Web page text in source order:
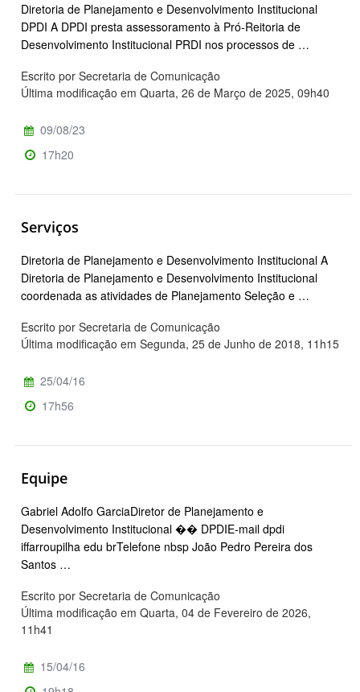
Diretoria de Planejamento e Desenvolvimento Institucional
DPDI A DPDI presta assessoramento à Pró-Reitoria de
Desenvolvimento Institucional PRDI nos processos de …
Escrito por Secretaria de Comunicação
Última modificação em Quarta, 26 de Março de 2025, 09h40
09/08/23
17h20
Serviços
Diretoria de Planejamento e Desenvolvimento Institucional A
Diretoria de Planejamento e Desenvolvimento Institucional
coordenada as atividades de Planejamento Seleção e …
Escrito por Secretaria de Comunicação
Última modificação em Segunda, 25 de Junho de 2018, 11h15
25/04/16
17h56
Equipe
Gabriel Adolfo GarciaDiretor de Planejamento e
Desenvolvimento Institucional �� DPDIE-mail dpdi
iffarroupilha edu brTelefone nbsp João Pedro Pereira dos
Santos …
Escrito por Secretaria de Comunicação
Última modificação em Quarta, 04 de Fevereiro de 2026,
11h41
15/04/16